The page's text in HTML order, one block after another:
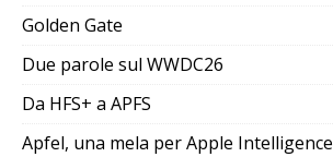
Golden Gate
Due parole sul WWDC26
Da HFS+ a APFS
Apfel, una mela per Apple Intelligence